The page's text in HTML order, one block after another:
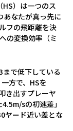
HS）は一つのス
あなたが真っ先に
フの飛距離を決
の変換効率（ミ
で低下している
方で、HSを
き出すプレーヤ
sの初速差」
ヤード近い差とな